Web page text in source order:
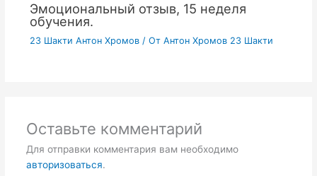
Эмоциональный отзыв, 15 неделя
обучения.
23 Шакти Антон Хромов/ От Антон Хромов 23 Шакти
Оставьте комментарий
Для отправки комментария вам необходимо
авторизоваться.